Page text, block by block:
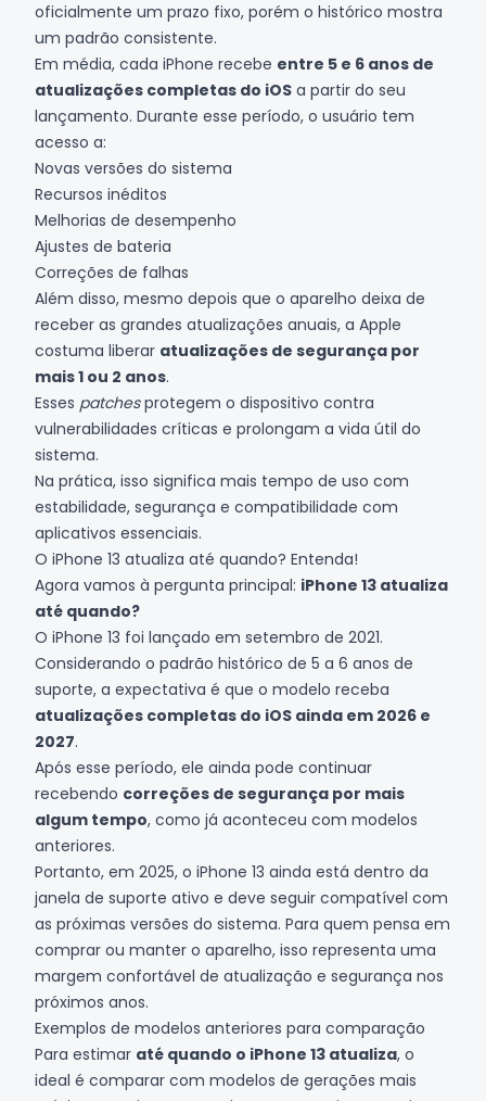
oficialmente um prazo fixo, porém o histórico mostra
um padrão consistente.
Em média, cada iPhone recebe entre 5 e 6 anos de
atualizações completas do iOS a partir do seu
lançamento. Durante esse período, o usuário tem
acesso a:
Novas versões do sistema
Recursos inéditos
Melhorias de desempenho
Ajustes de bateria
Correções de falhas
Além disso, mesmo depois que o aparelho deixa de
receber as grandes atualizações anuais, a Apple
costuma liberar atualizações de segurança por
mais 1 ou 2 anos.
Esses patchesprotegem o dispositivo contra
vulnerabilidades críticas e prolongam a vida útil do
sistema.
Na prática, isso significa mais tempo de uso com
estabilidade, segurança e compatibilidade com
aplicativos essenciais.
O iPhone 13 atualiza até quando? Entenda!
Agora vamos à pergunta principal: iPhone 13 atualiza
até quando?
O iPhone 13 foi lançado em setembro de 2021.
Considerando o padrão histórico de 5 a 6 anos de
suporte, a expectativa é que o modelo receba
atualizações completas do iOS ainda em 2026 e
2027.
Após esse período, ele ainda pode continuar
recebendo correções de segurança por mais
algum tempo, como já aconteceu com modelos
anteriores.
Portanto, em 2025, o iPhone 13 ainda está dentro da
janela de suporte ativo e deve seguir compatível com
as próximas versões do sistema. Para quem pensa em
comprar ou manter o aparelho, isso representa uma
margem confortável de atualização e segurança nos
próximos anos.
Exemplos de modelos anteriores para comparação
Para estimar até quando o iPhone 13 atualiza, o
ideal é comparar com modelos de gerações mais